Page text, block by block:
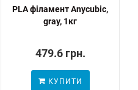
PLA філамент Anycubic,
gray, 1кг
479.6 грн.
КУПИТИ